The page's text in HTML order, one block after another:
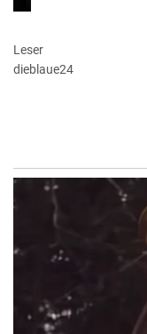
Leser
dieblaue24